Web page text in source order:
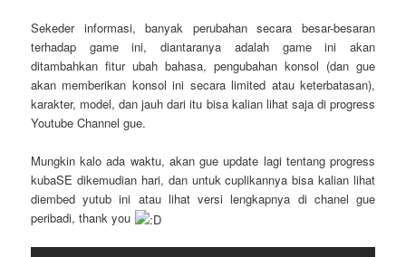
Sekeder informasi, banyak perubahan secara besar-besaran
terhadap game ini, diantaranya adalah game ini akan
ditambahkan fitur ubah bahasa, pengubahan konsol (dan gue
akan memberikan konsol ini secara limited atau keterbatasan),
karakter, model, dan jauh dari itu bisa kalian lihat saja di progress
Youtube Channel gue.
Mungkin kalo ada waktu, akan gue update lagi tentang progress
kubaSE dikemudian hari, dan untuk cuplikannya bisa kalian lihat
diembed yutub ini atau lihat versi lengkapnya di chanel gue
peribadi, thank you